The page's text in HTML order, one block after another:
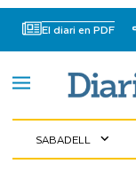
El diari en PDF
SABADELL expand_more